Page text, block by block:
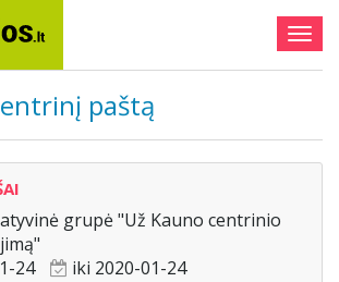
paštą
grupė "Už Kauno centrinio
24
iki 2020-01-24